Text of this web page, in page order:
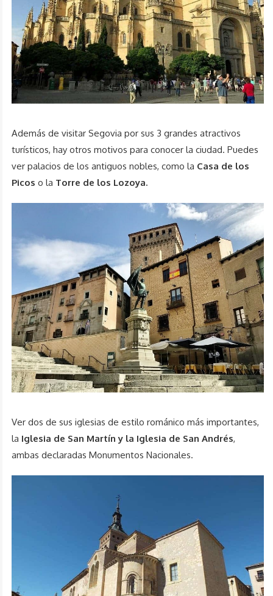
Además de visitar Segovia por sus 3 grandes atractivos
turísticos, hay otros motivos para conocer la ciudad. Puedes
ver palacios de los antiguos nobles, como la Casa de los
Picos o la Torre de los Lozoya.
Ver dos de sus iglesias de estilo románico más importantes,
la Iglesia de San Martín y la Iglesia de San Andrés,
ambas declaradas Monumentos Nacionales.